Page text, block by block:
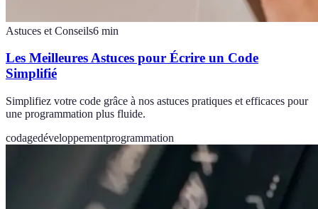
Astuces et Conseils6 min
Les Meilleures Astuces pour Écrire un Code
Simplifié
Simplifiez votre code grâce à nos astuces pratiques et efficaces pour
une programmation plus fluide.
codagedéveloppementprogrammation